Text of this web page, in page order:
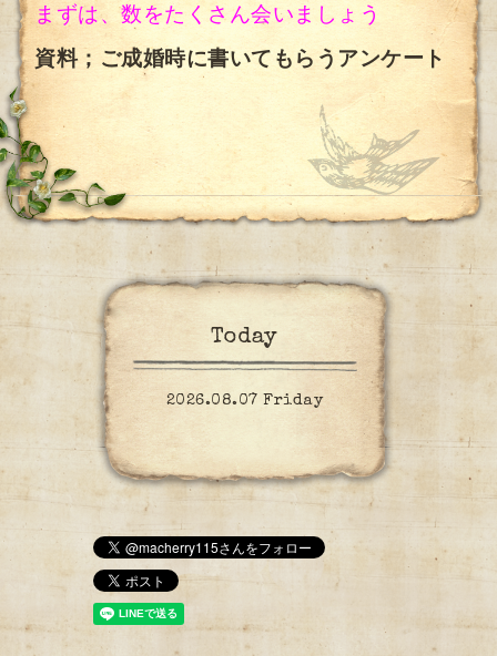
まずは、数をたくさん会いましょう
資料；ご成婚時に書いてもらうアンケート
Today
2026.08.07 Friday